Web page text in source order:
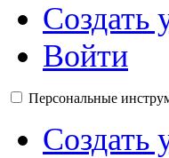
Создать
Войти
Персональные
Создать